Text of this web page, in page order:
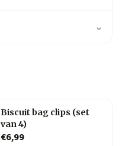
⌄
Biscuit bag clips (set
van 4)
€6,99